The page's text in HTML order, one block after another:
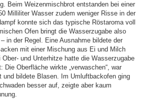
Beim Weizenmischbrot entstanden bei einer
Milliliter Wasser zudem weniger Risse in der
konnte sich das typische Röstaroma voll
Ofen bringt die Wasserzugabe also
in der Regel. Eine Ausnahme bildete der
mit einer Mischung aus Ei und Milch
und Unterhitze hatte die Wasserzugabe
Die Oberfläche wirkte „verwaschen“, war
und bildete Blasen. Im Umluftbackofen ging
besser auf, zeigte aber kaum